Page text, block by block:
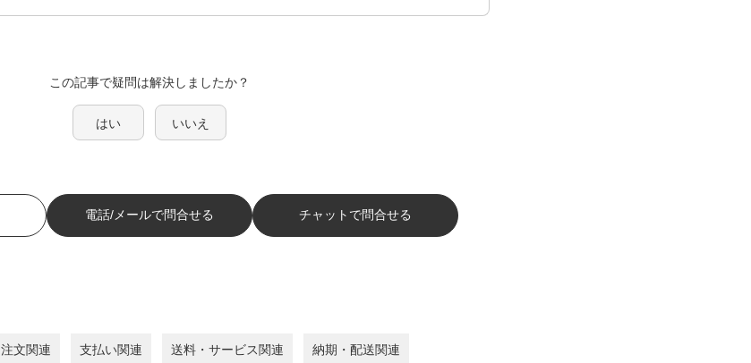
この記事で疑問は解決しましたか？
はい いいえ
電話/メールで問合せる チャットで問合せる
注文関連 支払い関連 送料・サービス関連 納期・配送関連